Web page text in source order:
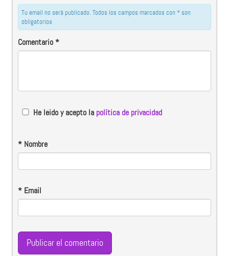
Tu email no será publicado. Todos los campos marcados con * son
obligatorios
Comentario*
He leido y acepto la política de privacidad
* Nombre
* Email